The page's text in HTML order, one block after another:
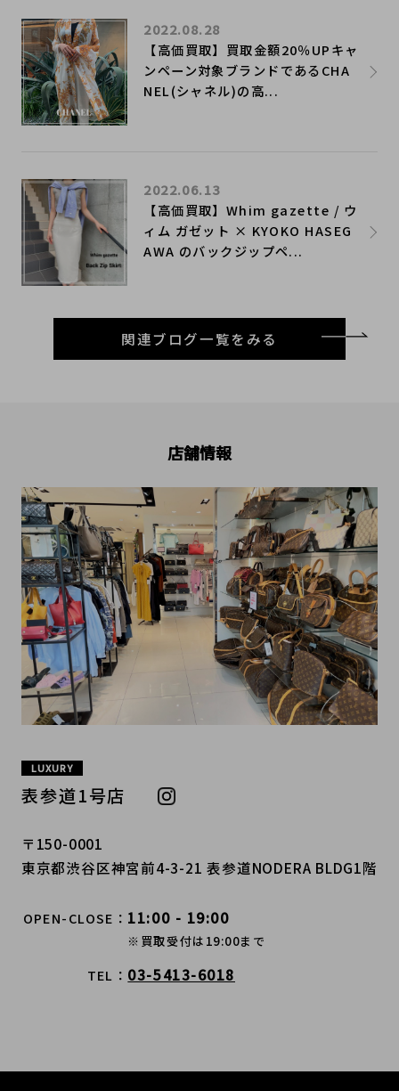
【高価買取】買取金額20％UPキャ
ンペーン対象ブランドであるCHA
NEL(シャネル)の高...
2022.08.28
【高価買取】Whim gazette / ウ
ィム ガゼット × KYOKO HASEG
AWA のバックジップペ...
2022.06.13
関連ブログ一覧をみる
店舗情報
LUXURY
表参道1号店
〒150-0001
東京都渋谷区神宮前4-3-21 表参道NODERA BLDG1階
OPEN-CLOSE 11:00 - 19:00
※買取受付は19:00まで
TEL 03-5413-6018